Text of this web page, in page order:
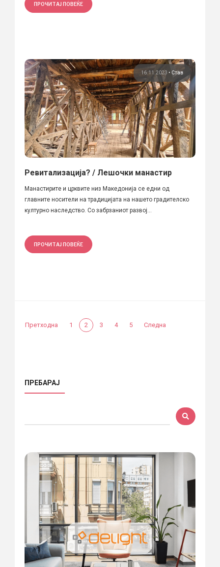
ПРОЧИТАЈ ПОВЕЌЕ
16.11.2023 • Став
Ревитализација? / Лешочки манастир
Манастирите и црквите низ Македонија се едни од
главните носители на традицијата на нашето градителско
културно наследство. Со забрзаниот развој...
ПРОЧИТАЈ ПОВЕЌЕ
Претходна 1 2 3 4 5 Следна
ПРЕБАРАЈ